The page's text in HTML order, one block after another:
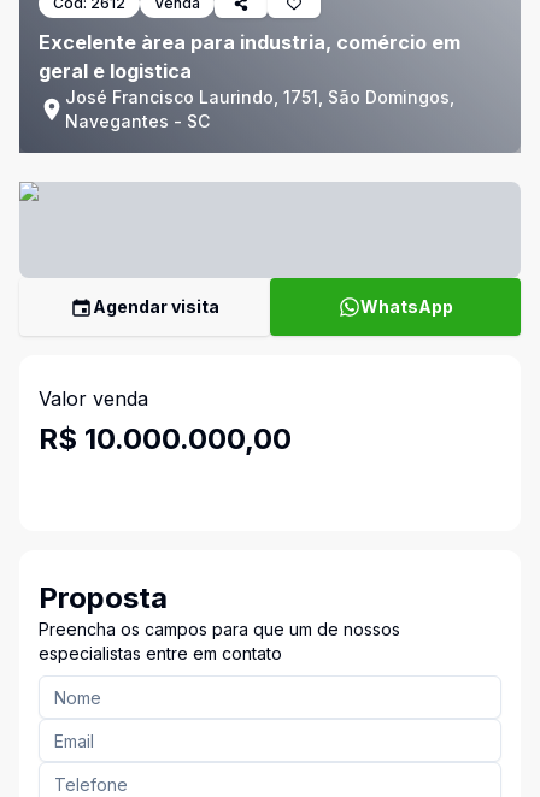
Excelente àrea para industria, comércio em
geral e logistica
José Francisco Laurindo, 1751, São Domingos,
Navegantes - SC
Agendar visita WhatsApp
Valor venda
R$ 10.000.000,00
Proposta
Preencha os campos para que um de nossos
especialistas entre em contato